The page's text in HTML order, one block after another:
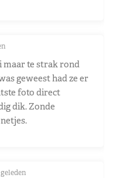
maar te strak rond
geweest had ze er
foto direct
dik. Zonde